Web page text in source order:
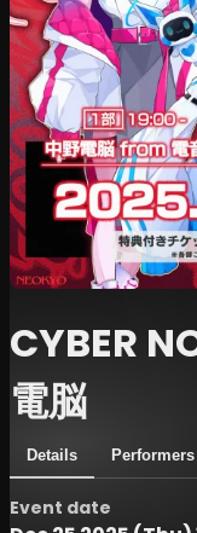
CYBER
電脳
Details Performers
Event date